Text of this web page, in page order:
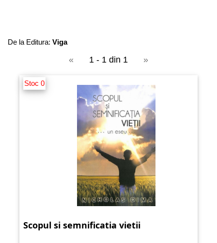
De la Editura: Viga
« 1 - 1 din 1 »
Stoc 0
Scopul si semnificatia vietii